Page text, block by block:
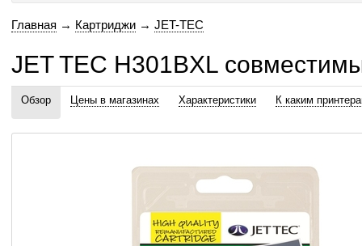
Главная → Картриджи → JET-TEC
JET TEC H301BXL
Обзор Цены в магазинах Характеристики К каким